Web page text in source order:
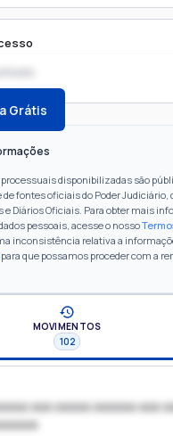
Grátis
disponibilizadas são
fontes oficiais do Poder Judiciário,
Diários Oficiais. Para obter mais
pessoais, acesse o nosso
inconsistência relativa a
para que possamos proceder com a
MOVIMENTOS
102
xxx xxxxx xxxxxx xxx